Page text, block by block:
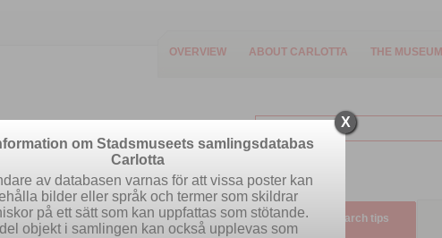
OVERVIEW ABOUT CARLOTTA THE MUSEUM
Easy search Advanced search Search tips
X
om Stadsmuseets samlingsdatabas
Carlotta
av databasen varnas för att vissa poster kan
bilder eller språk och termer som skildrar
på ett sätt som kan uppfattas som stötande.
objekt i samlingen kan också upplevas som